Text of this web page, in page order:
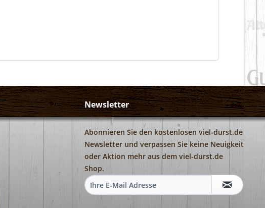
Newsletter
Abonnieren Sie den kostenlosen viel-durst.de
Newsletter und verpassen Sie keine Neuigkeit
oder Aktion mehr aus dem viel-durst.de
Shop.